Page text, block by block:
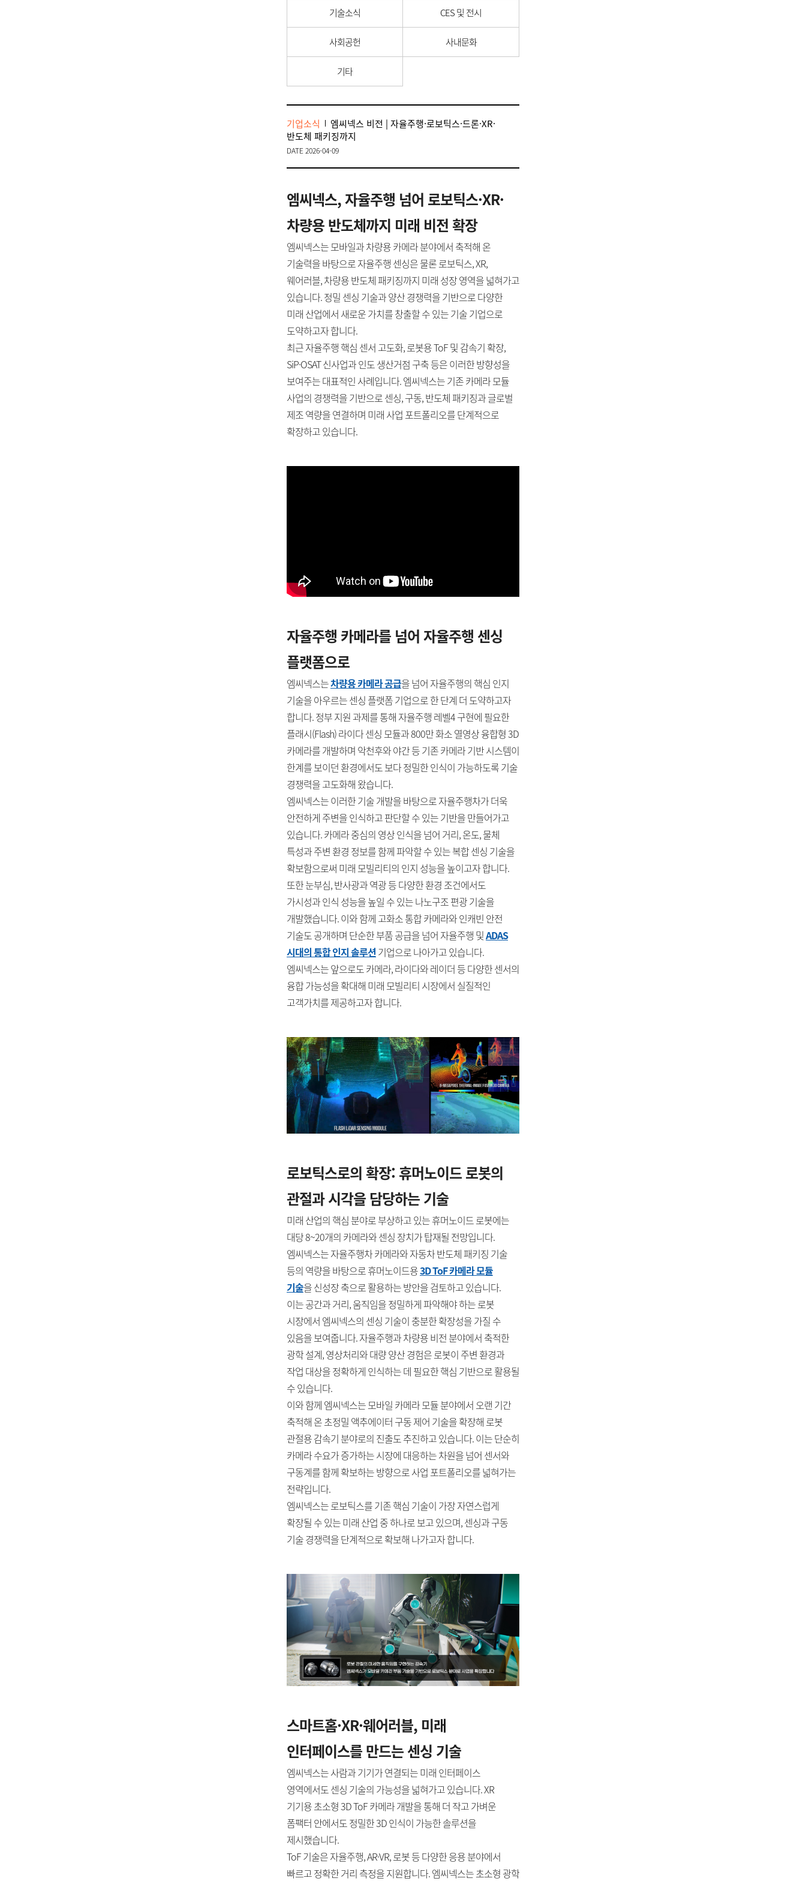
기술소식 CES 및 전시
사회공헌 사내문화
기타
기업소식
엠씨넥스 비전 | 자율주행·로보틱스·드론·XR·
반도체 패키징까지
DATE 2026-04-09
엠씨넥스, 자율주행 넘어 로보틱스·XR·
차량용 반도체까지 미래 비전 확장
엠씨넥스는 모바일과 차량용 카메라 분야에서 축적해 온
기술력을 바탕으로 자율주행 센싱은 물론 로보틱스, XR,
웨어러블, 차량용 반도체 패키징까지 미래 성장 영역을 넓혀가고
있습니다. 정밀 센싱 기술과 양산 경쟁력을 기반으로 다양한
미래 산업에서 새로운 가치를 창출할 수 있는 기술 기업으로
도약하고자 합니다.
최근 자율주행 핵심 센서 고도화, 로봇용 ToF 및 감속기 확장,
SiP·OSAT 신사업과 인도 생산거점 구축 등은 이러한 방향성을
보여주는 대표적인 사례입니다. 엠씨넥스는 기존 카메라 모듈
사업의 경쟁력을 기반으로 센싱, 구동, 반도체 패키징과 글로벌
제조 역량을 연결하며 미래 사업 포트폴리오를 단계적으로
확장하고 있습니다.
자율주행 카메라를 넘어 자율주행 센싱
플랫폼으로
엠씨넥스는차량용 카메라 공급을 넘어 자율주행의 핵심 인지
기술을 아우르는 센싱 플랫폼 기업으로 한 단계 더 도약하고자
합니다. 정부 지원 과제를 통해 자율주행 레벨4 구현에 필요한
플래시(Flash) 라이다 센싱 모듈과 800만 화소 열영상 융합형 3D
카메라를 개발하며 악천후와 야간 등 기존 카메라 기반 시스템이
한계를 보이던 환경에서도 보다 정밀한 인식이 가능하도록 기술
경쟁력을 고도화해 왔습니다.
엠씨넥스는 이러한 기술 개발을 바탕으로 자율주행차가 더욱
안전하게 주변을 인식하고 판단할 수 있는 기반을 만들어가고
있습니다. 카메라 중심의 영상 인식을 넘어 거리, 온도, 물체
특성과 주변 환경 정보를 함께 파악할 수 있는 복합 센싱 기술을
확보함으로써 미래 모빌리티의 인지 성능을 높이고자 합니다.
또한 눈부심, 반사광과 역광 등 다양한 환경 조건에서도
가시성과 인식 성능을 높일 수 있는 나노구조 편광 기술을
개발했습니다. 이와 함께 고화소 통합 카메라와 인캐빈 안전
기술도 공개하며 단순한 부품 공급을 넘어 자율주행 및ADAS
시대의 통합 인지 솔루션 기업으로 나아가고 있습니다.
엠씨넥스는 앞으로도 카메라, 라이다와 레이더 등 다양한 센서의
융합 가능성을 확대해 미래 모빌리티 시장에서 실질적인
고객가치를 제공하고자 합니다.
로보틱스로의 확장: 휴머노이드 로봇의
관절과 시각을 담당하는 기술
미래 산업의 핵심 분야로 부상하고 있는 휴머노이드 로봇에는
대당 8~20개의 카메라와 센싱 장치가 탑재될 전망입니다.
엠씨넥스는 자율주행차 카메라와 자동차 반도체 패키징 기술
등의 역량을 바탕으로 휴머노이드용3D ToF 카메라 모듈
기술을 신성장 축으로 활용하는 방안을 검토하고 있습니다.
이는 공간과 거리, 움직임을 정밀하게 파악해야 하는 로봇
시장에서 엠씨넥스의 센싱 기술이 충분한 확장성을 가질 수
있음을 보여줍니다. 자율주행과 차량용 비전 분야에서 축적한
광학 설계, 영상처리와 대량 양산 경험은 로봇이 주변 환경과
작업 대상을 정확하게 인식하는 데 필요한 핵심 기반으로 활용될
수 있습니다.
이와 함께 엠씨넥스는 모바일 카메라 모듈 분야에서 오랜 기간
축적해 온 초정밀 액추에이터 구동 제어 기술을 확장해 로봇
관절용 감속기 분야로의 진출도 추진하고 있습니다. 이는 단순히
카메라 수요가 증가하는 시장에 대응하는 차원을 넘어 센서와
구동계를 함께 확보하는 방향으로 사업 포트폴리오를 넓혀가는
전략입니다.
엠씨넥스는 로보틱스를 기존 핵심 기술이 가장 자연스럽게
확장될 수 있는 미래 산업 중 하나로 보고 있으며, 센싱과 구동
기술 경쟁력을 단계적으로 확보해 나가고자 합니다.
스마트홈·XR·웨어러블, 미래
인터페이스를 만드는 센싱 기술
엠씨넥스는 사람과 기기가 연결되는 미래 인터페이스
영역에서도 센싱 기술의 가능성을 넓혀가고 있습니다. XR
기기용 초소형 3D ToF 카메라 개발을 통해 더 작고 가벼운
폼팩터 안에서도 정밀한 3D 인식이 가능한 솔루션을
제시했습니다.
ToF 기술은 자율주행, AR·VR, 로봇 등 다양한 응용 분야에서
빠르고 정확한 거리 측정을 지원합니다. 엠씨넥스는 초소형 광학